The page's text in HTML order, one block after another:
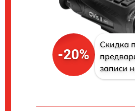
-20%
Скидка
записи